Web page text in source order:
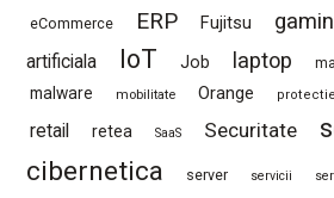
eCommerce ERP Fujitsu
artificiala
IoT Job laptop
malware mobilitate Orange
retail retea SaaS Securitate
cibernetica
server servicii